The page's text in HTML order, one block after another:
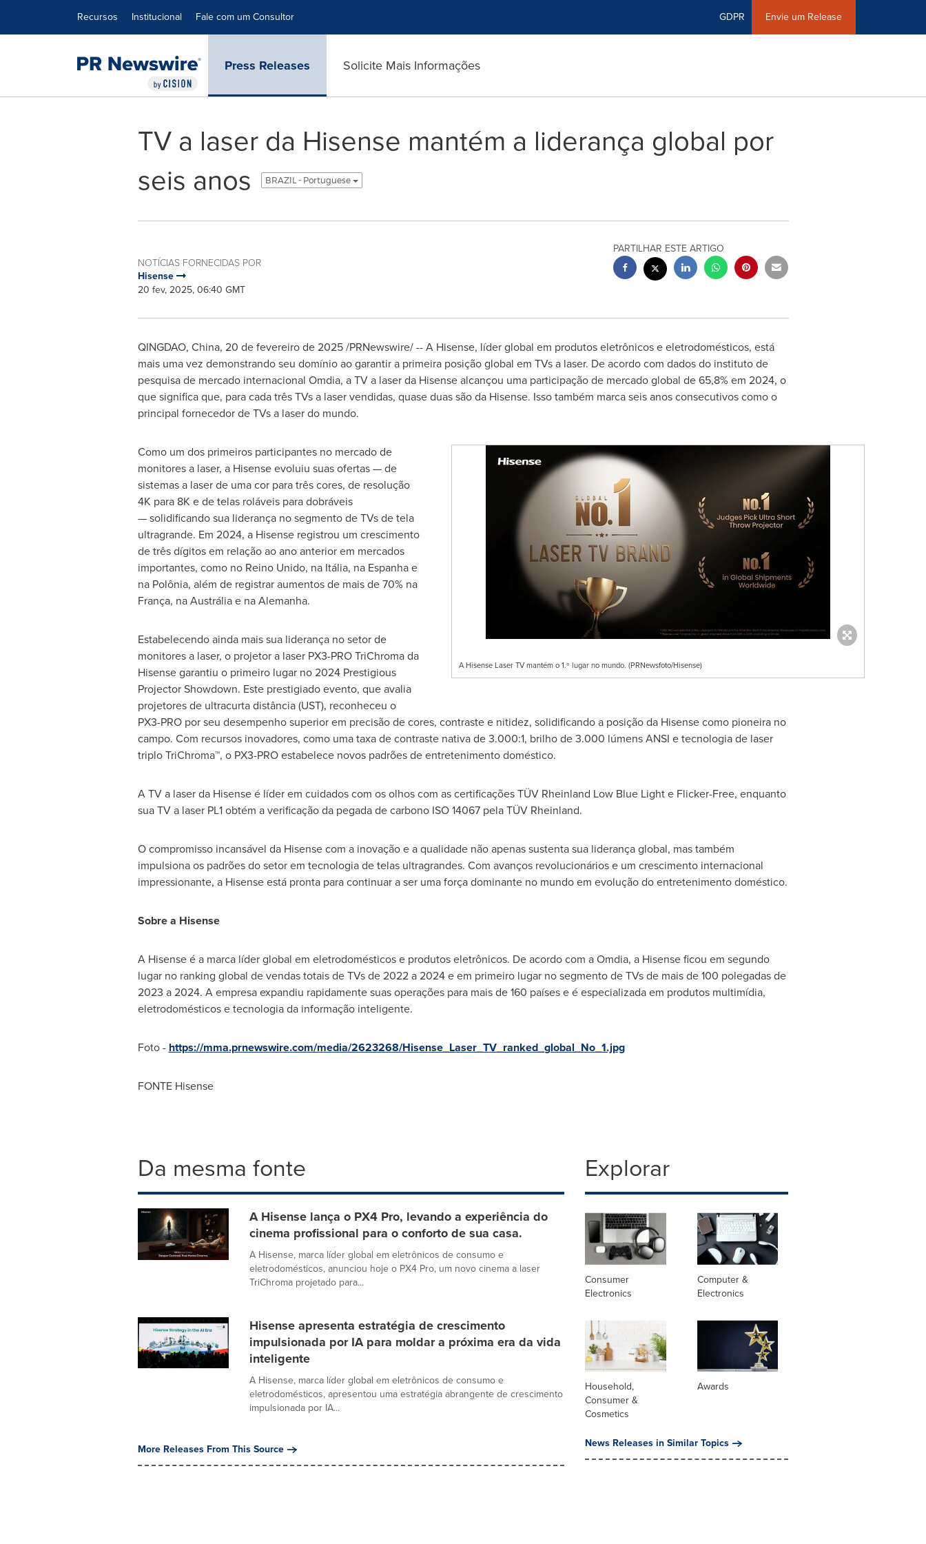
Recursos Institucional Fale com um Consultor GDPR Envie um Release
Press Releases Solicite Mais Informações
TV a laser da Hisense mantém a liderança global por
seis anos
BRAZIL - Portuguese
NOTÍCIAS FORNECIDAS POR
Hisense
20 fev, 2025, 06:40 GMT
PARTILHAR ESTE ARTIGO
QINGDAO, China, 20 de fevereiro de 2025/PRNewswire/ -- A Hisense, líder global em produtos eletrônicos e eletrodomésticos, está
mais uma vez demonstrando seu domínio ao garantir a primeira posição global em TVs a laser. De acordo com dados do instituto de
pesquisa de mercado internacional Omdia, a TV a laser da Hisense alcançou uma participação de mercado global de 65,8% em 2024, o
que significa que, para cada três TVs a laser vendidas, quase duas são da Hisense. Isso também marca seis anos consecutivos como o
principal fornecedor de TVs a laser do mundo.
A Hisense Laser TV mantém o 1.º lugar no mundo. (PRNewsfoto/Hisense)
Como um dos primeiros participantes no mercado de
monitores a laser, a Hisense evoluiu suas ofertas — de
sistemas a laser de uma cor para três cores, de resolução
4K para 8K e de telas roláveis para dobráveis
— solidificando sua liderança no segmento de TVs de tela
ultragrande. Em 2024, a Hisense registrou um crescimento
de três dígitos em relação ao ano anterior em mercados
importantes, como no Reino Unido, na Itália, na Espanha e
na Polônia, além de registrar aumentos de mais de 70% na
França, na Austrália e na Alemanha.
Estabelecendo ainda mais sua liderança no setor de
monitores a laser, o projetor a laser PX3-PRO TriChroma da
Hisense garantiu o primeiro lugar no 2024 Prestigious
Projector Showdown. Este prestigiado evento, que avalia
projetores de ultracurta distância (UST), reconheceu o
PX3-PRO por seu desempenho superior em precisão de cores, contraste e nitidez, solidificando a posição da Hisense como pioneira no
campo. Com recursos inovadores, como uma taxa de contraste nativa de 3.000:1, brilho de 3.000 lúmens ANSI e tecnologia de laser
triplo TriChroma™, o PX3-PRO estabelece novos padrões de entretenimento doméstico.
A TV a laser da Hisense é líder em cuidados com os olhos com as certificações TÜV Rheinland Low Blue Light e Flicker-Free, enquanto
sua TV a laser PL1 obtém a verificação da pegada de carbono ISO 14067 pela TÜV Rheinland.
O compromisso incansável da Hisense com a inovação e a qualidade não apenas sustenta sua liderança global, mas também
impulsiona os padrões do setor em tecnologia de telas ultragrandes. Com avanços revolucionários e um crescimento internacional
impressionante, a Hisense está pronta para continuar a ser uma força dominante no mundo em evolução do entretenimento doméstico.
Sobre a Hisense
A Hisense é a marca líder global em eletrodomésticos e produtos eletrônicos. De acordo com a Omdia, a Hisense ficou em segundo
lugar no ranking global de vendas totais de TVs de 2022 a 2024 e em primeiro lugar no segmento de TVs de mais de 100 polegadas de
2023 a 2024. A empresa expandiu rapidamente suas operações para mais de 160 países e é especializada em produtos multimídia,
eletrodomésticos e tecnologia da informação inteligente.
Foto - https://mma.prnewswire.com/media/2623268/Hisense_Laser_TV_ranked_global_No_1.jpg
FONTE Hisense
Da mesma fonte
A Hisense lança o PX4 Pro, levando a experiência do
cinema profissional para o conforto de sua casa.
A Hisense, marca líder global em eletrônicos de consumo e
eletrodomésticos, anunciou hoje o PX4 Pro, um novo cinema a laser
TriChroma projetado para...
Hisense apresenta estratégia de crescimento
impulsionada por IA para moldar a próxima era da vida
inteligente
A Hisense, marca líder global em eletrônicos de consumo e
eletrodomésticos, apresentou uma estratégia abrangente de crescimento
impulsionada por IA...
More Releases From This Source
Explorar
Consumer
Electronics
Computer &
Electronics
Household,
Consumer &
Cosmetics
Awards
News Releases in Similar Topics